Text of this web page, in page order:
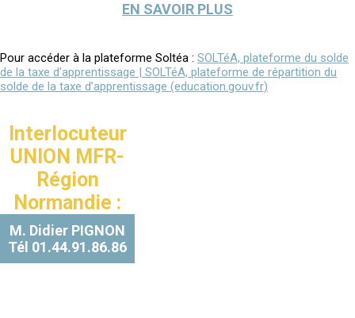
EN SAVOIR PLUS
Pour accéder à la plateforme Soltéa : SOLTéA, plateforme du solde
de la taxe d'apprentissage | SOLTéA, plateforme de répartition du
solde de la taxe d’apprentissage (education.gouv.fr)
Interlocuteur
UNION MFR-
Région
Normandie :
M. Didier PIGNON
Tél 01.44.91.86.86